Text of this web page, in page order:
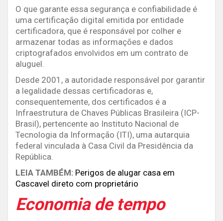
O que garante essa segurança e confiabilidade é
uma certificação digital emitida por entidade
certificadora, que é responsável por colher e
armazenar todas as informações e dados
criptografados envolvidos em um contrato de
aluguel.
Desde 2001, a autoridade responsável por garantir
a legalidade dessas certificadoras e,
consequentemente, dos certificados é a
Infraestrutura de Chaves Públicas Brasileira (ICP-
Brasil), pertencente ao Instituto Nacional de
Tecnologia da Informação (ITI), uma autarquia
federal vinculada à Casa Civil da Presidência da
República.
LEIA TAMBÉM: Perigos de alugar casa em
Cascavel direto com proprietário
Economia de tempo